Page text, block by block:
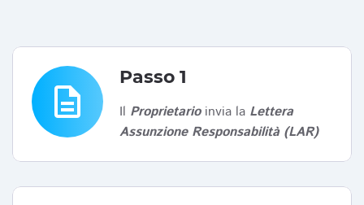
description
Passo 1
Il Proprietarioinvia la Lettera
Assunzione Responsabilità (LAR)